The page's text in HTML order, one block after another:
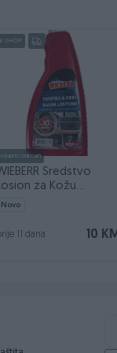
koji žele
SHOP
odmah
Sredstvo
za Kožu
Instrument Tablu 550ml
Novo
10 KM
11 dana